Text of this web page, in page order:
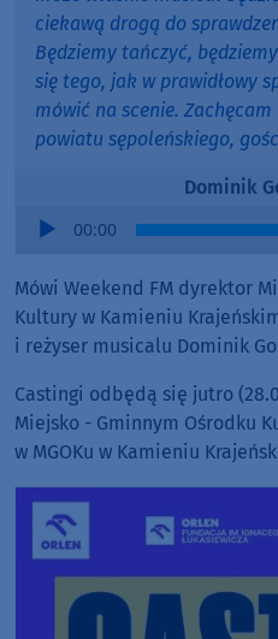
ciekawą drogą do
Będziemy tańczyć,
się tego, jak w prawidłowy
mówić na scenie. Zachęcam
powiatu sępoleńskiego,
Dominik
Audio
00:00
Mówi Weekend FM dyrektor
Kultury w Kamieniu
i reżyser musicalu Dominik
Castingi odbędą się jutro
Miejsko - Gminnym Ośrodku
w MGOKu w Kamieniu